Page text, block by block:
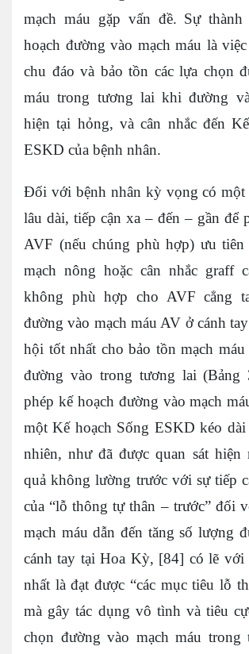
mạch máu gặp vấn đề. Sự
hoạch đường vào mạch máu là
chu đáo và bảo tồn các lựa chọn
máu trong tương lai khi đường
hiện tại hỏng, và cân nhắc đến
ESKD của bệnh nhân.
Đối với bệnh nhân kỳ vọng có
lâu dài, tiếp cận xa – đến – gần để
AVF (nếu chúng phù hợp) ưu
mạch nông hoặc cân nhắc graff
không phù hợp cho AVF cẳng
đường vào mạch máu AV ở cánh
hội tốt nhất cho bảo tồn mạch
đường vào trong tương lai (Bảng
phép kế hoạch đường vào mạch
một Kế hoạch Sống ESKD kéo
nhiên, như đã được quan sát hiện
quả không lường trước với sự tiếp
của “lỗ thông tự thân – trước” đối
mạch máu dẫn đến tăng số lượng
cánh tay tại Hoa Kỳ, [84] có lẽ với
nhất là đạt được “các mục tiêu lỗ
mà gây tác dụng vô tình và tiêu
chọn đường vào mạch máu trong